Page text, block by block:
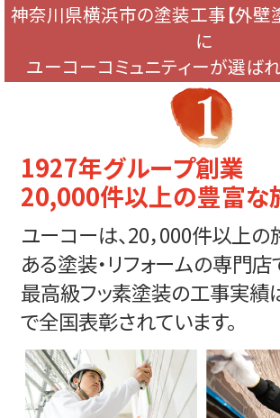
神奈川県横浜市の塗装工事【外壁
に
ユーコーコミュニティーが選ば
1927年グループ創業
20,000件以上の豊富な
ユーコーは、20，000件以上
ある塗装・リフォームの専門店
最高級フッ素塗装の工事実績
で全国表彰されています。